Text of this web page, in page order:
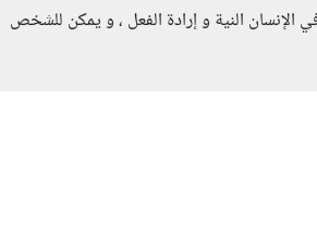
الإنسان النية و إرادة الفعل ، و يمكن للشخص